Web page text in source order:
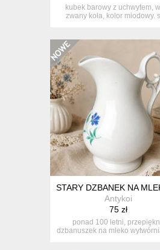
kubek barowy z uchwytem,
zwany koła, kolor miodowy.
STARY DZBANEK NA
Antykoi
75 zł
ponad 100 letni,
dzbanuszek na mleko